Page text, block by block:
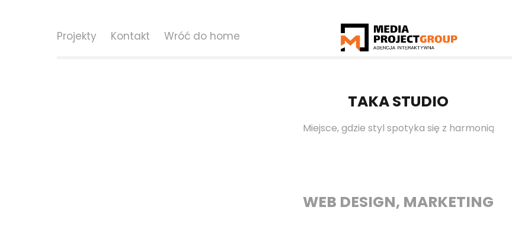
Projekty Kontakt Wróć do home
TAKA STUDIO
Miejsce, gdzie styl spotyka się z harmonią
WEB DESIGN, MARKETING